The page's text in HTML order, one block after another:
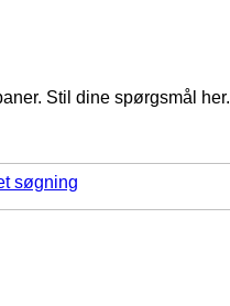
Stil dine spørgsmål her.
søgning